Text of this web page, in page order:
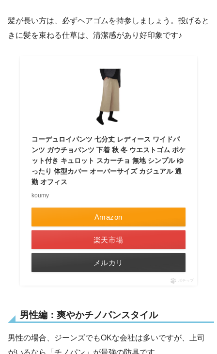
髪が長い方は、必ずヘアゴムを持参しましょう。投げると
きに髪を束ねる仕草は、清潔感があり好印象です♪
コーデュロイパンツ 七分丈 レディース ワイドパ
ンツ ガウチョパンツ 下着 秋 冬 ウエストゴム ポケ
ット付き キュロット スカーチョ 無地 シンプル ゆ
ったり 体型カバー オーバーサイズ カジュアル 通
勤 オフィス
koumy
Amazon
楽天市場
メルカリ
ポチップ
男性編：爽やかチノパンスタイル
男性の場合、ジーンズでもOKな会社は多いですが、上司